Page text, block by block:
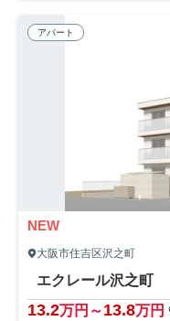
アパート
NEW
大阪市住吉区沢之町
エクレール沢之町
13.2万円～13.8万円